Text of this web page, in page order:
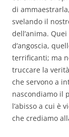
di
svelando il
dell’anima.
d’angoscia,
terrificanti; ma
truccare la
che servono a
nascondiamo il
l’abisso a cui è
che crediamo